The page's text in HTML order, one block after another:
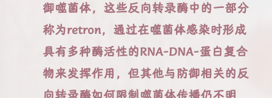
御噬菌体，这些反向转录酶中的一部分
称为retron，通过在噬菌体感染时形成
具有多种酶活性的RNA-DNA-蛋白复合
物来发挥作用，但其他与防御相关的反